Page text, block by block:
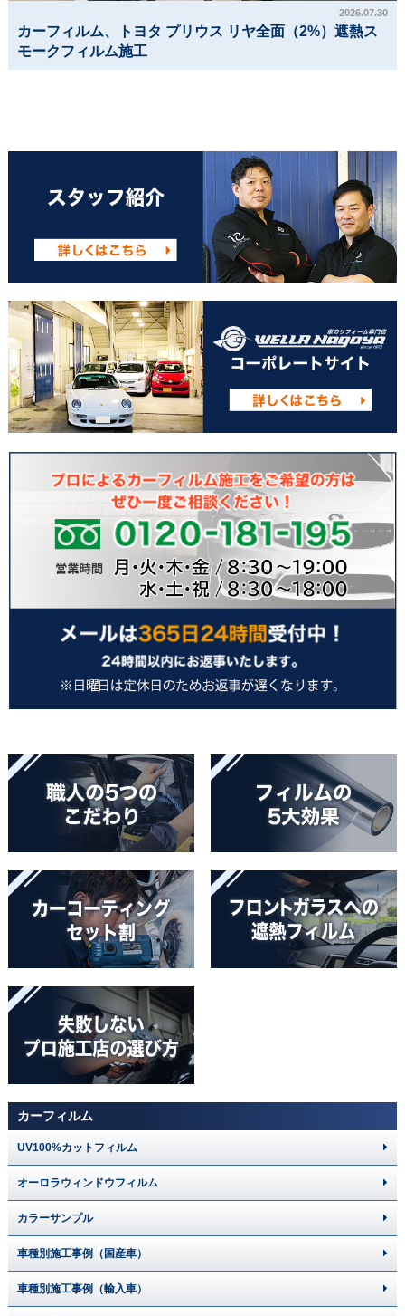
2026.07.30
カーフィルム、トヨタ プリウス リヤ全面（2%）遮熱ス
モークフィルム施工
カーフィルム
UV100%カットフィルム
オーロラウィンドウフィルム
カラーサンプル
車種別施工事例（国産車）
車種別施工事例（輸入車）